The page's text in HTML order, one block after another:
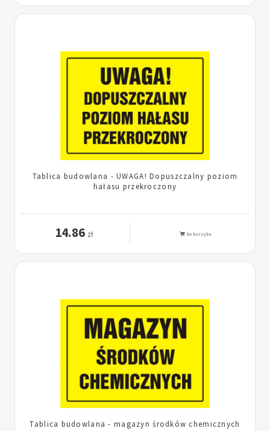
Tablica budowlana - UWAGA! Dopuszczalny poziom
hałasu przekroczony
14.86 zł Do koszyka
Tablica budowlana - magazyn środków chemicznych